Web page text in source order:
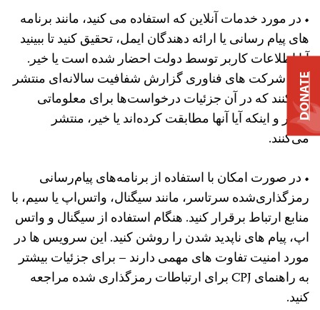
• در مورد خدمات آنلاین که استفاده می کنید، مانند برنامه
های پیام رسانی یا ارائه دهندگان ایمل، تحقیق کنید تا ببینید
آیا اطلاعات کاربر توسط دولت احضار شده است یا خیر.
اکثر شرکت‌ های فناوری گزارش شفافیت سالانه‌ای منتشر
می‌کنند که در آن جزئیات درخواست‌ها برای معلوماتی
کاربر و اینکه آیا آنها مطابقت کرده‌اند یا خیر، منتشر
می‌کنند.
• در صورت امکان با استفاده از برنامه‌های پیام‌رسانی
رمزگذاری‌شده سرتاسر، مانند سیگنال، واتس‌اپ یا سیم، با
منابع ارتباط برقرار کنید. هنگام استفاده از سیگنال و واتس
اپ، پیام های ناپدید شدن را روشن کنید. این سرویس ها در
مورد امنیت تفاوت های مهمی دارند – برای جزئیات بیشتر
به راهنمای CPJ برای ارتباطات رمزگذاری شده مراجعه
کنید.
DONATE